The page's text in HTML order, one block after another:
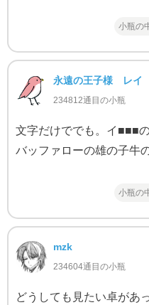
小瓶の
永遠の王子様 レイ
234812通目の小瓶
文字だけででも。イ■■■
バッファローの雄の子牛
小瓶の
mzk
234604通目の小瓶
どうしても見たい卓があ